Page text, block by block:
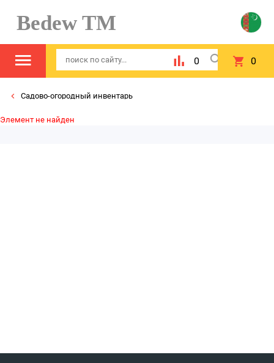
Bedew TM
0 0
Садово-огородный инвентарь
Элемент не найден